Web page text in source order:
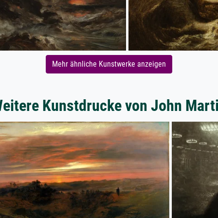
Mehr ähnliche Kunstwerke anzeigen
Kunstdrucke von John